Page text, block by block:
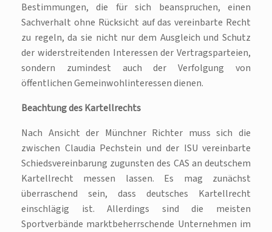
Bestimmungen, die für sich beanspruchen, einen
Sachverhalt ohne Rücksicht auf das vereinbarte Recht
zu regeln, da sie nicht nur dem Ausgleich und Schutz
der widerstreitenden Interessen der Vertragsparteien,
sondern zumindest auch der Verfolgung von
öffentlichen Gemeinwohlinteressen dienen.
Beachtung des Kartellrechts
Nach Ansicht der Münchner Richter muss sich die
zwischen Claudia Pechstein und der ISU vereinbarte
Schiedsvereinbarung zugunsten des CAS an deutschem
Kartellrecht messen lassen. Es mag zunächst
überraschend sein, dass deutsches Kartellrecht
einschlägig ist. Allerdings sind die meisten
Sportverbände marktbeherrschende Unternehmen im